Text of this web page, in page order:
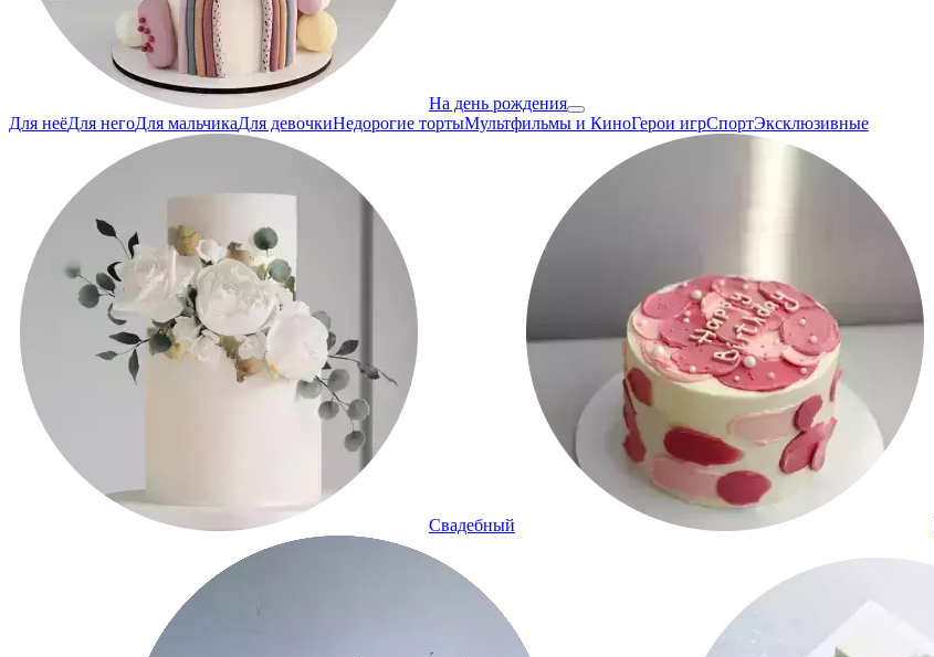
На день рождения
Для неёДля негоДля мальчикаДля девочкиНедорогие тортыМультфильмы и КиноГерои игрСпортЭксклюзивные
Свадебный